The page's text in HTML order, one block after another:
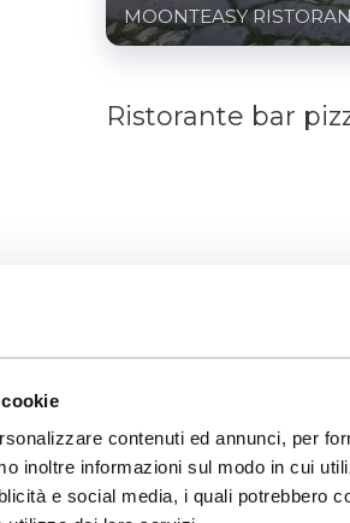
contenuti ed annunci, per
inoltre informazioni sul modo in cui
e social media, i quali potrebbero
MOONTEASY
Ristorante bar
le tue domande
la tua